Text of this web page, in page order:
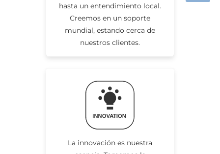
hasta un entendimiento local.
Creemos en un soporte
mundial, estando cerca de
nuestros clientes.
La innovación es nuestra